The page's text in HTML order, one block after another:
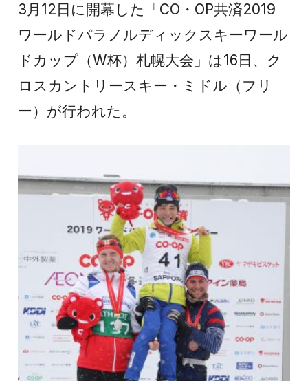
3月12日に開幕した「CO・OP共済2019
ワールドパラノルディックスキーワール
ドカップ（W杯）札幌大会」は16日、ク
ロスカントリースキー・ミドル（フリ
ー）が行われた。